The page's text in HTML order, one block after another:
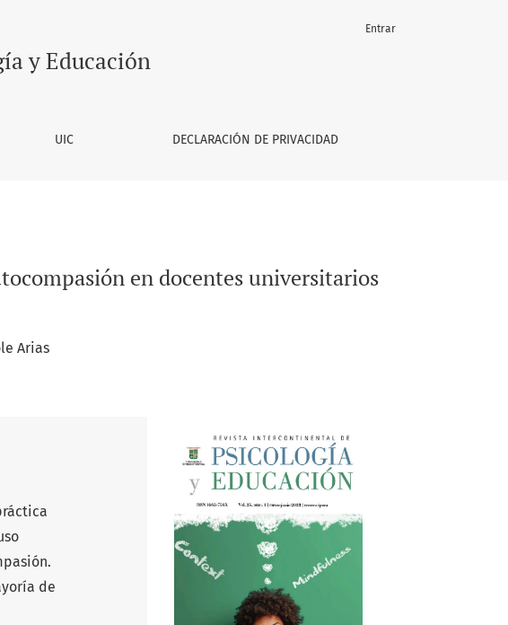
y Educación
UIC DECLARACIÓN DE PRIVACIDAD
Entrar
en docentes universitarios
Arias
de